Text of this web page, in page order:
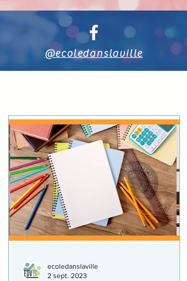
@ecoledanslaville
ecoledanslaville
2 sept. 2023